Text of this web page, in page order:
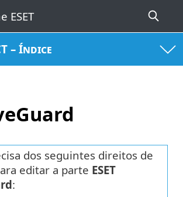
– Índice
dos seguintes direitos de
editar a parte ESET
: